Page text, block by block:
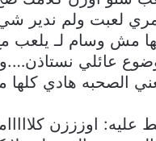
لعبت ولم ندير
مش وسام لـ يلعب
عائلي
الصحبه هادي كلها
اوزززن